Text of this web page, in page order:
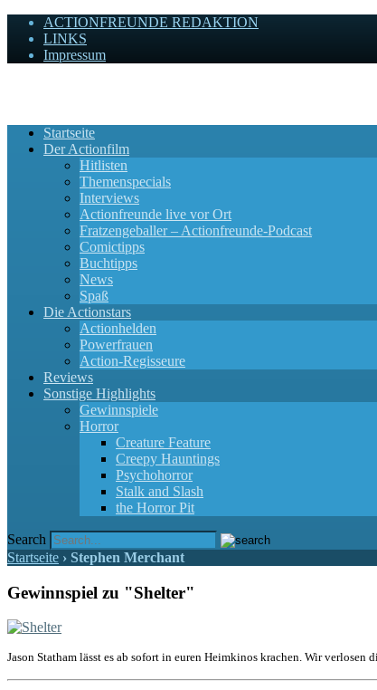
ACTIONFREUNDE REDAKTION
LINKS
Impressum
Startseite
Der Actionfilm
Hitlisten
Themenspecials
Interviews
Actionfreunde live vor Ort
Fratzengeballer – Actionfreunde-Podcast
Comictipps
Buchtipps
News
Spaß
Die Actionstars
Actionhelden
Powerfrauen
Action-Regisseure
Reviews
Sonstige Highlights
Gewinnspiele
Horror
Creature Feature
Creepy Hauntings
Psychohorror
Stalk and Slash
the Horror Pit
Search
Startseite › Stephen Merchant
Gewinnspiel zu "Shelter"
Jason Statham lässt es ab sofort in euren Heimkinos krachen. Wir